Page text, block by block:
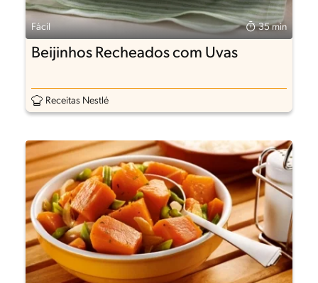
Fácil 35 min
Beijinhos Recheados com Uvas
Receitas Nestlé